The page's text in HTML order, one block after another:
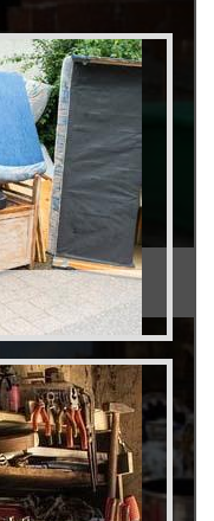
cave 79